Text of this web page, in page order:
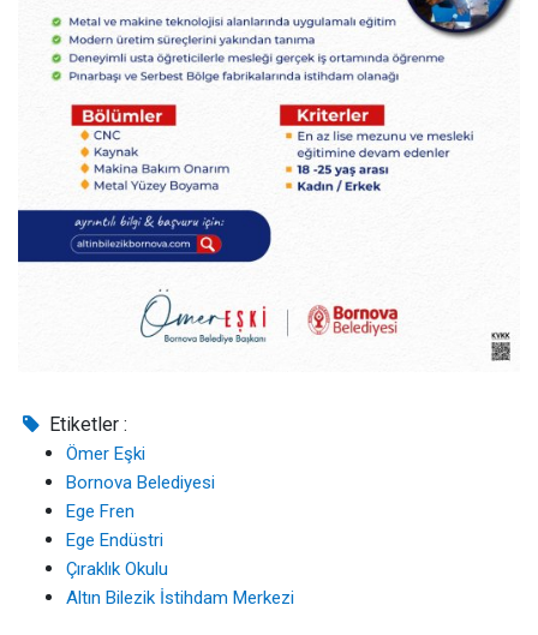
Etiketler :
Ömer Eşki
Bornova Belediyesi
Ege Fren
Ege Endüstri
Çıraklık Okulu
Altın Bilezik İstihdam Merkezi